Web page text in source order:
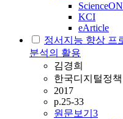
ScienceON
KCI
eArticle
정서지능 향상 프
분석의 활용
김경희
한국디지털정책
2017
p.25-33
원문보기 3